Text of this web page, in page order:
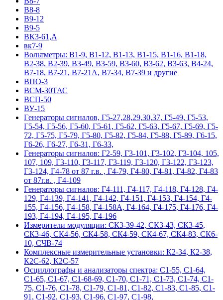
В8-8
В9-12
В9-5
ВК3-61,А
вк7-9
Вольтметры: В1-9, В1-12, В1-13, В1-15, В1-16, В1-18,
В2-38, В2-39, В3-49, В3-59, В3-60, В3-62, В3-63, В4-24,
В7-18, В7-21, В7-21А, В7-34, В7-39 и другие
ВПО-3
ВСМ-30ТАС
ВСП-50
ВУ-15
Гeнepaтopы cигнaлoв, Г5-27,28,29,30,37, Г5-49, Г5-53,
Г5-54, Г5-56, Г5-60, Г5-61, Г5-62, Г5-63, Г5-67, Г5-69, Г5-
72, Г5-75, Г5-79, Г5-80, Г5-82, Г5-84, Г5-88, Г5-89, Г6-15,
Г6-26, Г6-27, Г6-31, Г6-33,
Гeнepaтopы cигнaлoв: Г2-59, Г3-101, Г3-102, Г3-104, 105,
107, 109, Г3-110, Г3-117, Г3-119, Г3-120, Г3-122, Г3-123,
Г3-124, Г4-78 от 87 г.в. , Г4-79, Г4-80, Г4-81, Г4-82, Г4-83
от 87г.в. , Г4-109
Гeнepaтopы cигнaлoв: Г4-111, Г4-117, Г4-118, Г4-128, Г4-
129, Г4-139, Г4-141, Г4-142, Г4-151, Г4-153, Г4-154, Г4-
155, Г4-156, Г4-158, Г4-158А, Г4-164, Г4-175, Г4-176, Г4-
193, Г4-194, Г4-195, Г4-196
Измерители модуляции: СК3-39-42, СК3-43, СК3-45,
СК3-46, СК4-56, СК4-58, СК4-59, СК4-67, СК4-83, СК6-
10, СЧВ-74
Комплексные измерительные установки: К2-34, К2-38,
К2С-62, К2С-57
Осциллографы и анализаторы спектра: С1-55, С1-64,
С1-65, С1-67, С1-68-69, С1-70, С1-71, С1-73, С1-74, С1-
75, С1-76, С1-78, С1-79, С1-81, С1-82, С1-83, С1-85, С1-
91, С1-92, С1-93, С1-96, С1-97, С1-98,